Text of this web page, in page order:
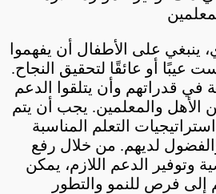
ينبغي على الأطفال أن يفهموا
عيبًا أو عائقًا لتحقيق النجاح.
في قدراتهم وأن يتلقوا الدعم
الأهل والمعلمين. يجب أن يتم
التعلم المناسبة
لديهم. من خلال رفع
وتوفير الدعم اللازم، يمكن
إلى فرص للنمو والتطور